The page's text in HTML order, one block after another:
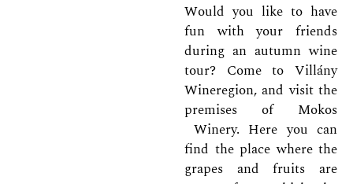
Would you like to have
fun with your friends
during an autumn wine
tour? Come to Villány
Wineregion, and visit the
premises of Mokos
Winery. Here you can
find the place where the
grapes and fruits are